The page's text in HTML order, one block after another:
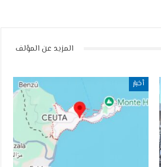
المزيد عن المؤلف
أخبار